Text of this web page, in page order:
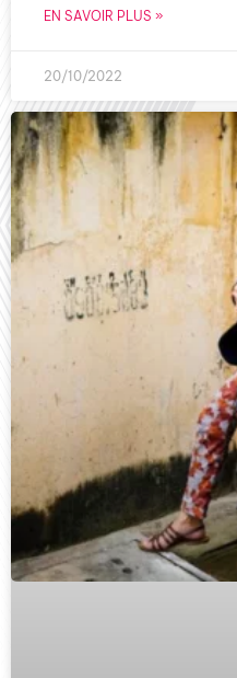
EN SAVOIR PLUS »
20/10/2022